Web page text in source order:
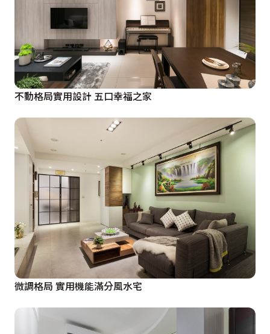
不動格局實用設計 五口幸福之家
微調格局 實用機能滿分風水宅